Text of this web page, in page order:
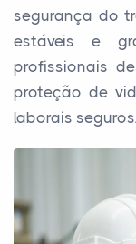
segurança do
estáveis e
profissionais
proteção de
laborais seguros.